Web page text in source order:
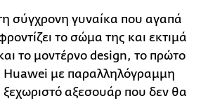
σύγχρονη γυναίκα που αγαπά
το σώμα της και εκτιμά
το μοντέρνο design, το πρώτο
με παραλληλόγραμμη
ξεχωριστό αξεσουάρ που δεν θα